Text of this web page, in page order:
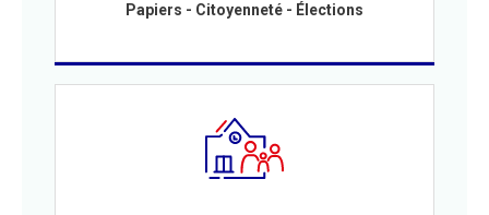
Papiers - Citoyenneté - Élections